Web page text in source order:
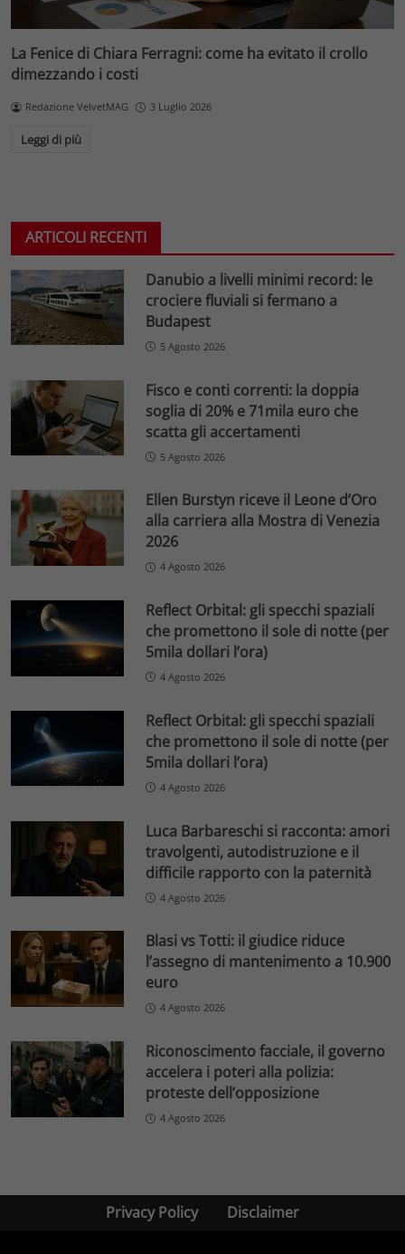
La Fenice di Chiara Ferragni: come ha evitato il crollo
dimezzando i costi
Redazione VelvetMAG 3 Luglio 2026
Leggi di più
ARTICOLI RECENTI
Danubio a livelli minimi record: le
crociere fluviali si fermano a
Budapest
5 Agosto 2026
Fisco e conti correnti: la doppia
soglia di 20% e 71mila euro che
scatta gli accertamenti
5 Agosto 2026
Ellen Burstyn riceve il Leone d’Oro
alla carriera alla Mostra di Venezia
2026
4 Agosto 2026
Reflect Orbital: gli specchi spaziali
che promettono il sole di notte (per
5mila dollari l’ora)
4 Agosto 2026
Reflect Orbital: gli specchi spaziali
che promettono il sole di notte (per
5mila dollari l’ora)
4 Agosto 2026
Luca Barbareschi si racconta: amori
travolgenti, autodistruzione e il
difficile rapporto con la paternità
4 Agosto 2026
Blasi vs Totti: il giudice riduce
l’assegno di mantenimento a 10.900
euro
4 Agosto 2026
Riconoscimento facciale, il governo
accelera i poteri alla polizia:
proteste dell’opposizione
4 Agosto 2026
Privacy Policy Disclaimer